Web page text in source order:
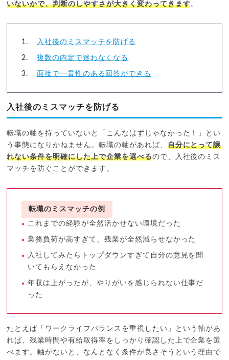
いないかで、判断のしやすさが大きく変わってきます。
入社後のミスマッチを防げる
複数の内定で迷わなくなる
面接で一貫性のある回答ができる
入社後のミスマッチを防げる
転職の軸を持っていないと「こんなはずじゃなかった！」とい
う事態になりかねません。転職の軸があれば、 自分にとって譲
れない条件を明確にした上で企業を選べるので、入社後のミス
マッチを防ぐことができます。
転職のミスマッチの例
これまでの経験が全然活かせない環境だった
業務負荷が高すぎて、残業が全然減らせなかった
入社してみたらトップダウンすぎて自分の意見を聞
いてもらえなかった
年収は上がったが、やりがいを感じられない仕事だ
った
たとえば「ワークライフバランスを重視したい」という軸があ
れば、残業時間や有給取得率をしっかり確認した上で企業を選
べます。軸がないと、なんとなく条件が良さそうという理由で